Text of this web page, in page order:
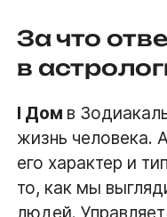
За что
в
I Дом в
жизнь человека.
его характер и
то, как мы
людей.